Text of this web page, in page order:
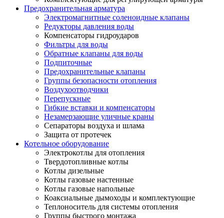
Предохранительная арматура
Электромагнитные соленоидные клапаны
Редукторы давления воды
Компенсаторы гидроударов
Фильтры для воды
Обратные клапаны для воды
Подпиточные
Предохранительные клапаны
Группы безопасности отопления
Воздухоотводчики
Перепускные
Гибкие вставки и компенсаторы
Незамерзающие уличные краны
Сепараторы воздуха и шлама
Защита от протечек
Котельное оборудование
Электрокотлы для отопления
Твердотопливные котлы
Котлы дизельные
Котлы газовые настенные
Котлы газовые напольные
Коаксиальные дымоходы и комплектующие
Теплоноситель для системы отопления
Группы быстрого монтажа